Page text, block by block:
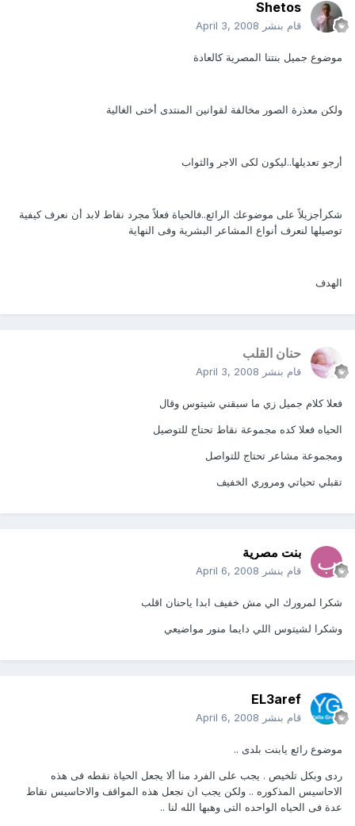
Shetos
قام بنشر April 3, 2008
موضوع جميل بنتنا المصرية كالعادة
ولكن معذرة الصور مخالفة لقوانين المنتدى أختى الغالية
أرجو تعديلها..ليكون لكى الاجر والثواب
شكرأجزيلاً على موضوعك الرائع..فالحياة فعلاً مجرد نقاط لابد أن نعرف كيفية
توصيلها لنعرف أنواع المشاعر البشرية وفى النهاية
الهدف
حنان القلب
قام بنشر April 3, 2008
فعلا كلام جميل زي ما سبقني شيتوس وقال
الحياه فعلا كده مجموعة نقاط تحتاج للتوصيل
ومجموعة مشاعر تحتاج للتواصل
تقبلي تحياتي ومروري الخفيف
بنت مصرية
قام بنشر April 6, 2008
شكرا لمرورك الي مش خفيف ابدا ياحنان اقلب
وشكرا لشيتوس اللي دايما منور مواضيعي
EL3aref
قام بنشر April 6, 2008
موضوع رائع يابنت بلدى ..
ردى وبكل تلخيص . يجب على الفرد منا ألا يجعل الحياة نقطه فى هذه
الاحاسيس المذكوره .. ولكن يجب ان نجعل هذه المواقف والاحاسيس نقاط
عدة فى الحياه الواحده التى وهبها الله لنا ..